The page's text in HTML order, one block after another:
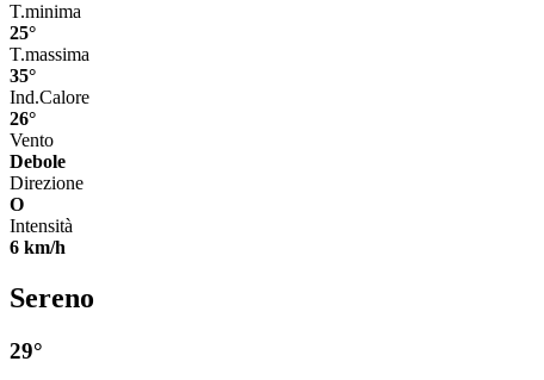
T.minima
25°
T.massima
35°
Ind.Calore
26°
Vento
Debole
Direzione
O
Intensità
6 km/h
Sereno
29°